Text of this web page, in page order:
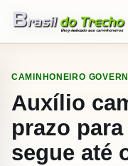
CAMINHONEIRO
Auxílio
prazo
segue até